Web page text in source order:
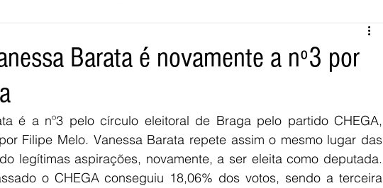
Barata é novamente a nº3 por
é a nº3 pelo círculo eleitoral de Braga pelo partido CHEGA,
Filipe Melo. Vanessa Barata repete assim o mesmo lugar das
legítimas aspirações, novamente, a ser eleita como deputada.
o CHEGA conseguiu 18,06% dos votos, sendo a terceira